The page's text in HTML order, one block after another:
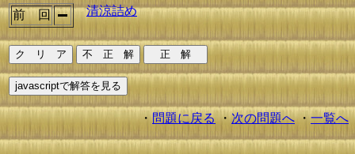
前 回
清涼詰め
・問題に戻る・次の問題へ・一覧へ